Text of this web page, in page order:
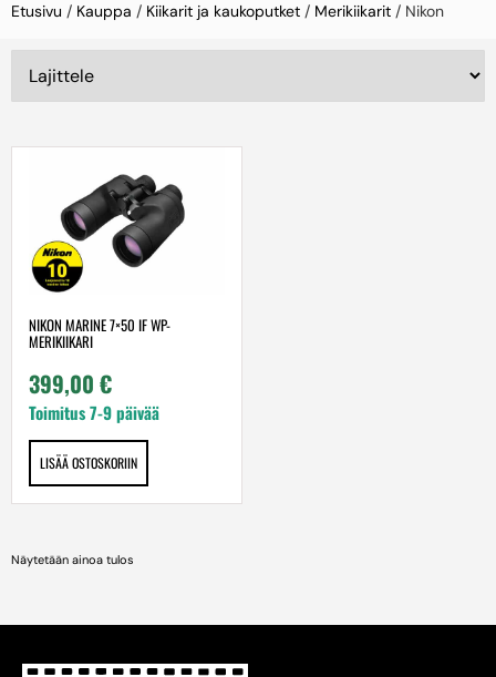
Etusivu / Kauppa / Kiikarit ja kaukoputket / Merikiikarit / Nikon
NIKON MARINE 7×50 IF WP-
MERIKIIKARI
399,00 €
Toimitus 7-9 päivää
LISÄÄ OSTOSKORIIN
Näytetään ainoa tulos